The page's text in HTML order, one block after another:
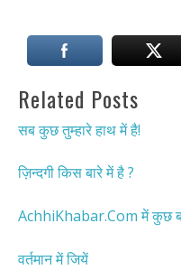
Related Posts
सब कुछ तुम्हारे हाथ में है!
ज़िन्दगी किस बारे में है ?
AchhiKhabar.Com में कुछ
वर्तमान में जियें